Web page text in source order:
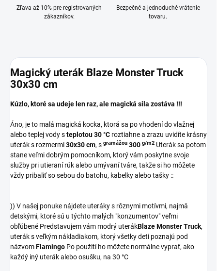
Zľava až 10% pre registrovaných
zákazníkov.
Bezpečné a jednoduché vrátenie
tovaru.
Magický uterák Blaze Monster Truck
30x30 cm
Kúzlo, ktoré sa udeje len raz, ale magická sila zostáva !!!
Áno, je to malá magická kocka, ktorá sa po vhodení do vlažnej
alebo teplej vody steplotou 30 °C roztiahne a zrazu uvidíte krásny
uterák s rozmermi30x30 cm, s gramážou 300 g/m2 Uterák sa potom
stane veľmi dobrým pomocníkom, ktorý vám poskytne svoje
služby pri utieraní rúk alebo umývaní tváre, takže si ho môžete
vždy pribaliť so sebou do batohu, kabelky alebo tašky ::
)) V našej ponuke nájdete uteráky s rôznymi motívmi, najmä
detskými, ktoré sú u týchto malých "konzumentov" veľmi
obľúbené Predstavujem vám modrý uterákBlaze Monster Truck,
uterák s veľkým nákladiakom, ktorý všetky deti poznajú pod
názvomFlamingo Po použití ho môžete normálne vyprať, ako
každý iný uterák alebo osušku, na 30 °C